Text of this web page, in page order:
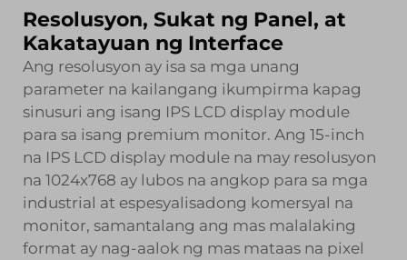
Resolusyon, Sukat ng Panel, at
Kakatayuan ng Interface
Ang resolusyon ay isa sa mga unang
parameter na kailangang ikumpirma kapag
sinusuri ang isang IPS LCD display module
para sa isang premium monitor. Ang 15-inch
na IPS LCD display module na may resolusyon
na 1024x768 ay lubos na angkop para sa mga
industrial at espesyalisadong komersyal na
monitor, samantalang ang mas malalaking
format ay nag-aalok ng mas mataas na pixel